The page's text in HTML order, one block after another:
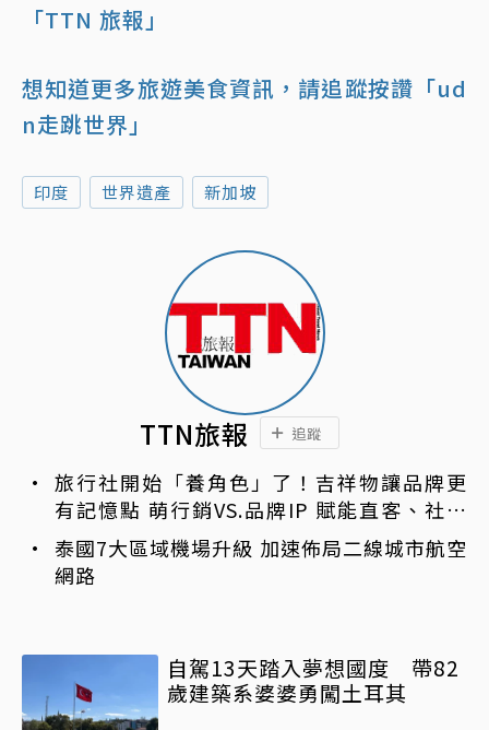
「TTN 旅報」
想知道更多旅遊美食資訊，請追蹤按讚「ud
n走跳世界」
印度 世界遺產 新加坡
TTN旅報 追蹤
旅行社開始「養角色」了！吉祥物讓品牌更
有記憶點 萌行銷VS.品牌IP 賦能直客、社群
與服務新動能
泰國7大區域機場升級 加速佈局二線城市航空
網路
自駕13天踏入夢想國度 帶82
歲建築系婆婆勇闖土耳其